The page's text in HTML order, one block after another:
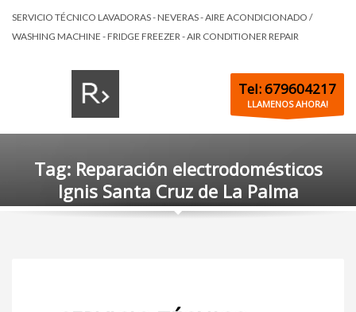
SERVICIO TÉCNICO LAVADORAS - NEVERAS - AIRE ACONDICIONADO /
WASHING MACHINE - FRIDGE FREEZER - AIR CONDITIONER REPAIR
Tel: 679604217
LLAMENOS AHORA!
Tag: Reparación electrodomésticos
Ignis Santa Cruz de La Palma